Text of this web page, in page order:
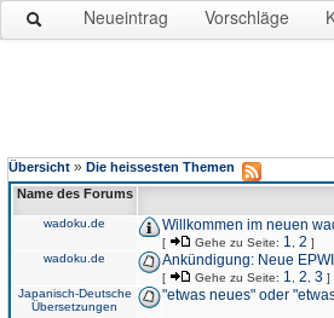
Neueintrag Vorschläge
Übersicht » Die heissesten Themen
Name des Forums
wadoku.de Willkommen im neuen
[ Gehe zu Seite: 1 2 ]
wadoku.de
Ankündigung: Neue
[ Gehe zu Seite: 1 2 3 ]
Japanisch-Deutsche
Übersetzungen
"etwas neues" oder